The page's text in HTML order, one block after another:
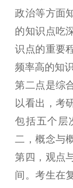
政治等方面
的知识点吃
识点的重要
频率高的知
第二点是综
以看出，考
包括五个层
二，概念与
第四，观点
间。考生在